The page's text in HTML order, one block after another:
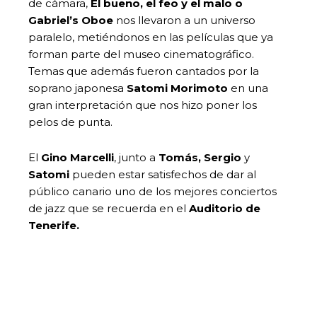
de cámara, El bueno, el feo y el malo o
Gabriel’s Oboe nos llevaron a un universo
paralelo, metiéndonos en las películas que ya
forman parte del museo cinematográfico.
Temas que además fueron cantados por la
soprano japonesa Satomi Morimoto en una
gran interpretación que nos hizo poner los
pelos de punta.
El Gino Marcelli, junto a Tomás, Sergio y
Satomi pueden estar satisfechos de dar al
público canario uno de los mejores conciertos
de jazz que se recuerda en el Auditorio de
Tenerife.